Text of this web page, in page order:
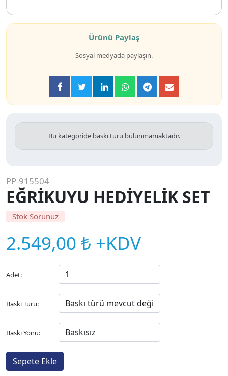
Ürünü Paylaş
Sosyal medyada paylaşın.
Bu kategoride baskı türü bulunmamaktadır.
PP-915504
EĞRİKUYU HEDİYELİK SET
Stok Sorunuz
2.549,00 ₺ +KDV
Adet:
Baskı Türü:
Baskı Yönü: